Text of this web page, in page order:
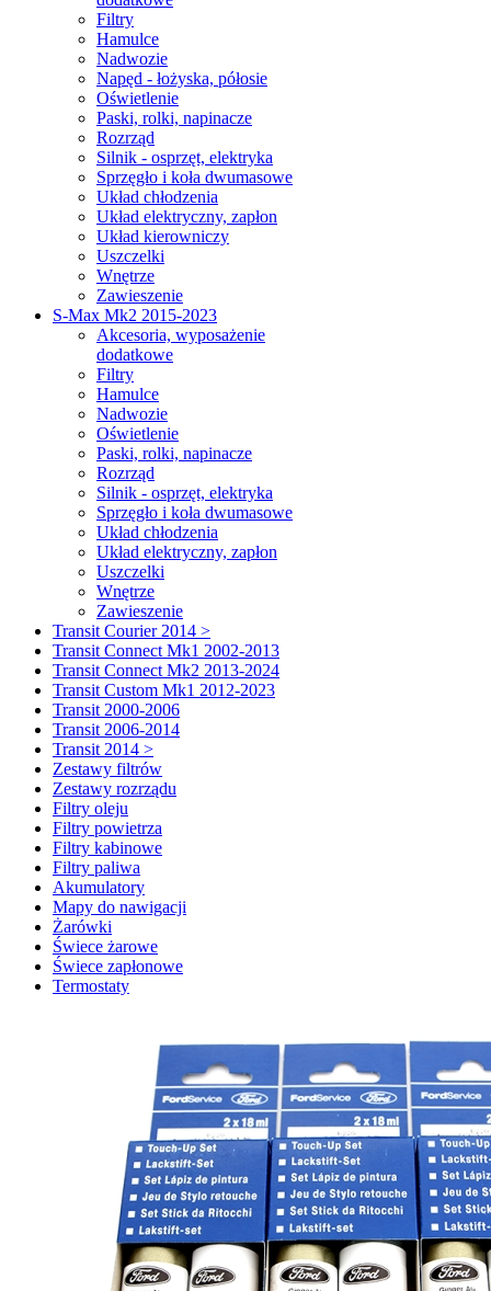
Filtry
Hamulce
Nadwozie
Napęd - łożyska, półosie
Oświetlenie
Paski, rolki, napinacze
Rozrząd
Silnik - osprzęt, elektryka
Sprzęgło i koła dwumasowe
Układ chłodzenia
Układ elektryczny, zapłon
Układ kierowniczy
Uszczelki
Wnętrze
Zawieszenie
S-Max Mk2 2015-2023
Akcesoria, wyposażenie
dodatkowe
Filtry
Hamulce
Nadwozie
Oświetlenie
Paski, rolki, napinacze
Rozrząd
Silnik - osprzęt, elektryka
Sprzęgło i koła dwumasowe
Układ chłodzenia
Układ elektryczny, zapłon
Uszczelki
Wnętrze
Zawieszenie
Transit Courier 2014 >
Transit Connect Mk1 2002-2013
Transit Connect Mk2 2013-2024
Transit Custom Mk1 2012-2023
Transit 2000-2006
Transit 2006-2014
Transit 2014 >
Zestawy filtrów
Zestawy rozrządu
Filtry oleju
Filtry powietrza
Filtry kabinowe
Filtry paliwa
Akumulatory
Mapy do nawigacji
Żarówki
Świece żarowe
Świece zapłonowe
Termostaty